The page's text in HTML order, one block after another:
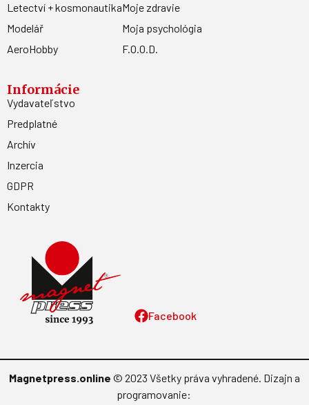
Facebook
Letectví + kosmonautika
Modelář
AeroHobby
Moje zdravie
Moja psychológia
F.O.O.D.
Informácie
Vydavateľstvo
Predplatné
Archív
Inzercia
GDPR
Kontakty
Magnetpress.online © 2023 Všetky práva vyhradené. Dizajn a
programovanie: